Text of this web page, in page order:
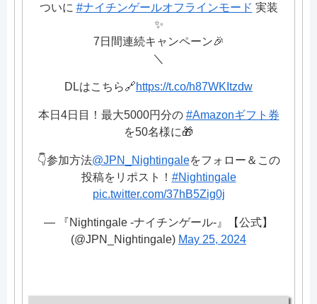
ついに #ナイチンゲールオフラインモード 実装
✨
7日間連続キャンペーン🎉
＼
DLはこちら🔗https://t.co/h87WKItzdw
本日4日目！最大5000円分の #Amazonギフト券
を50名様に🎁
👇参加方法@JPN_Nightingaleをフォロー＆この
投稿をリポスト！ #Nightingale
pic.twitter.com/37hB5Zig0j
— 『Nightingale -ナイチンゲール-』【公式】
(@JPN_Nightingale) May 25, 2024